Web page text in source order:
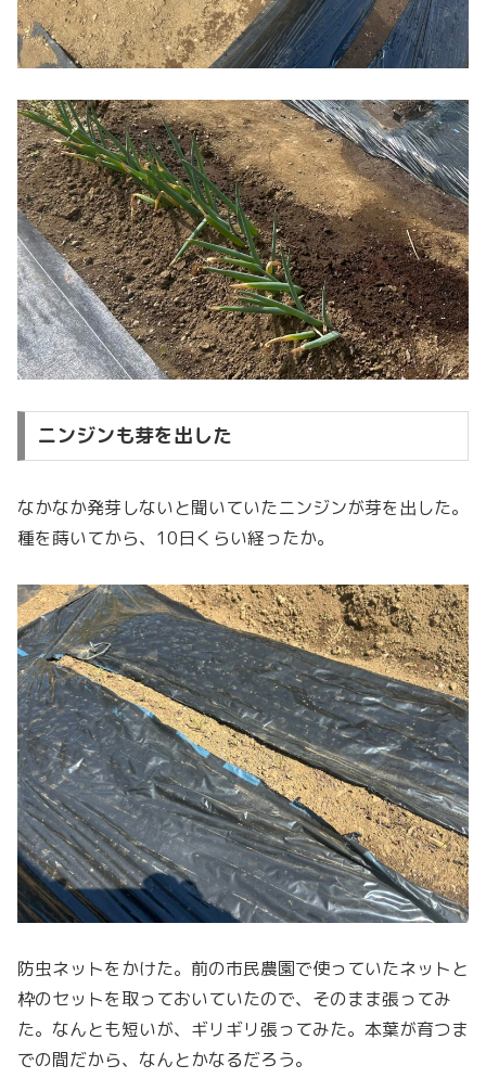
ニンジンも芽を出した
なかなか発芽しないと聞いていたニンジンが芽を出した。
種を蒔いてから、10日くらい経ったか。
防虫ネットをかけた。前の市民農園で使っていたネットと
枠のセットを取っておいていたので、そのまま張ってみ
た。なんとも短いが、ギリギリ張ってみた。本葉が育つま
での間だから、なんとかなるだろう。